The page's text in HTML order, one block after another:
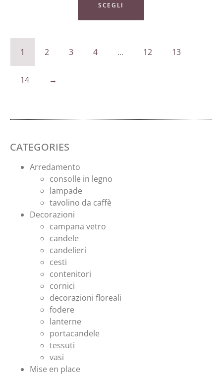
SCEGLI
1 2 3 4 … 12 13
14 →
CATEGORIES
Arredamento
consolle in legno
lampade
tavolino da caffè
Decorazioni
campana vetro
candele
candelieri
cesti
contenitori
cornici
decorazioni floreali
fodere
lanterne
portacandele
tessuti
vasi
Mise en place